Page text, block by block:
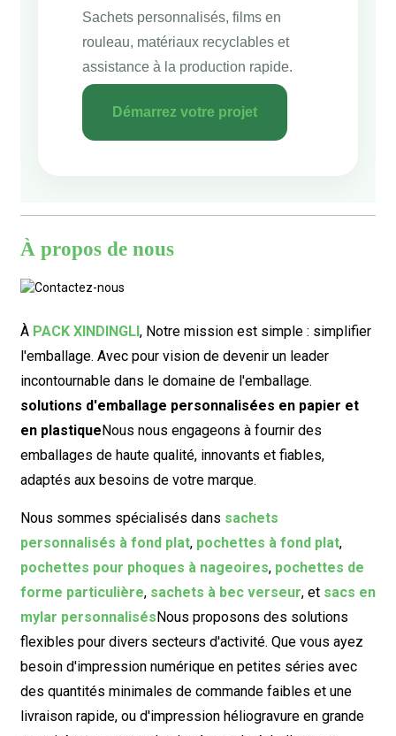
Sachets personnalisés, films en
rouleau, matériaux recyclables et
assistance à la production rapide.
Démarrez votre projet
À propos de nous
À PACK XINDINGLI, Notre mission est simple : simplifier
l'emballage. Avec pour vision de devenir un leader
incontournable dans le domaine de l'emballage.
solutions d'emballage personnalisées en papier et
en plastiqueNous nous engageons à fournir des
emballages de haute qualité, innovants et fiables,
adaptés aux besoins de votre marque.
Nous sommes spécialisés dans sachets
personnalisés à fond plat, pochettes à fond plat,
pochettes pour phoques à nageoires, pochettes de
forme particulière, sachets à bec verseur, et sacs en
mylar personnalisésNous proposons des solutions
flexibles pour divers secteurs d'activité. Que vous ayez
besoin d'impression numérique en petites séries avec
des quantités minimales de commande faibles et une
livraison rapide, ou d'impression héliogravure en grande